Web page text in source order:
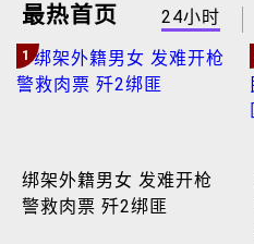
最热首页 24小时
1
绑架外籍男女 发难开枪
警救肉票 歼2绑匪